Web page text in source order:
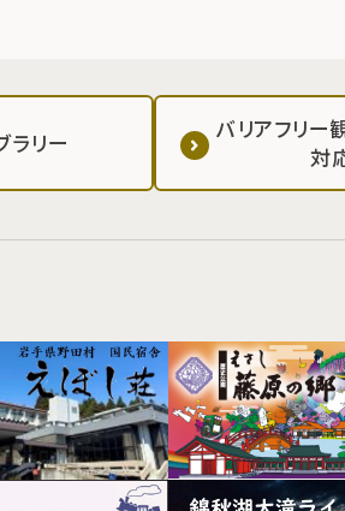
ラリー
バリアフリー
対